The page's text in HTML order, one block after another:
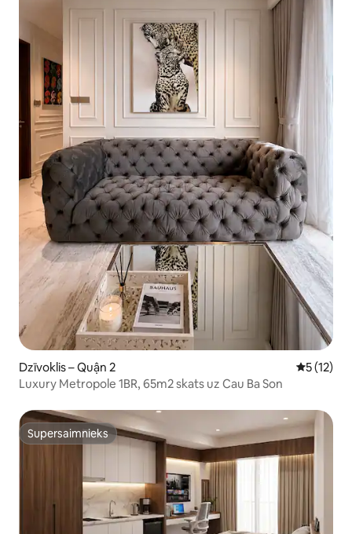
Dzīvoklis – Quận 2 Vidējais
5 (12)
Luxury Metropole 1BR, 65m2 skats uz Cau Ba Son
Supersaimnieks
Supersaimnieks